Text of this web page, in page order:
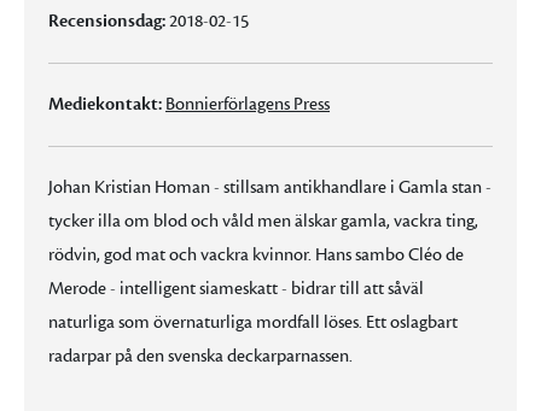
Recensionsdag:2018-02-15
Mediekontakt: Bonnierförlagens Press
Johan Kristian Homan - stillsam antikhandlare i Gamla stan -
tycker illa om blod och våld men älskar gamla, vackra ting,
rödvin, god mat och vackra kvinnor. Hans sambo Cléo de
Merode - intelligent siameskatt - bidrar till att såväl
naturliga som övernaturliga mordfall löses. Ett oslagbart
radarpar på den svenska deckarparnassen.